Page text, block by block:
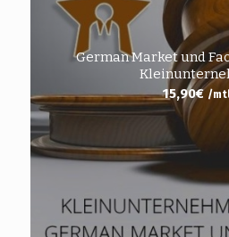
German Market und
15,90€ /